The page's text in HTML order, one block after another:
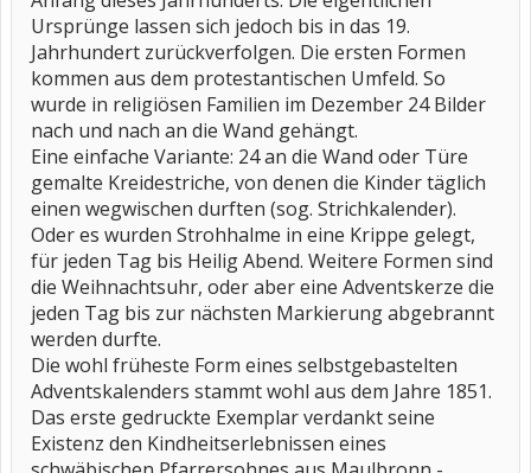
Ursprünge lassen sich jedoch bis in das 19.
Jahrhundert zurückverfolgen. Die ersten Formen
kommen aus dem protestantischen Umfeld. So
wurde in religiösen Familien im Dezember 24 Bilder
nach und nach an die Wand gehängt.
Eine einfache Variante: 24 an die Wand oder Türe
gemalte Kreidestriche, von denen die Kinder täglich
einen wegwischen durften (sog. Strichkalender).
Oder es wurden Strohhalme in eine Krippe gelegt,
für jeden Tag bis Heilig Abend. Weitere Formen sind
die Weihnachtsuhr, oder aber eine Adventskerze die
jeden Tag bis zur nächsten Markierung abgebrannt
werden durfte.
Die wohl früheste Form eines selbstgebastelten
Adventskalenders stammt wohl aus dem Jahre 1851.
Das erste gedruckte Exemplar verdankt seine
Existenz den Kindheitserlebnissen eines